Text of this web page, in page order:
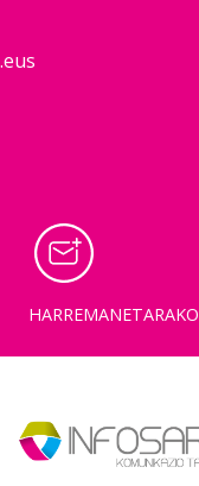
HARREMANETARAKO